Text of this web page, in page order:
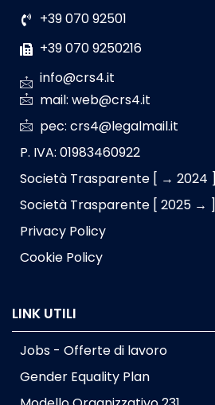
+39 070 92501
+39 070 9250216
info@crs4.it
mail: web@crs4.it
pec: crs4@legalmail.it
P. IVA: 01983460922
Società Trasparente [ → 2024 ]
Società Trasparente [ 2025 → ]
Privacy Policy
Cookie Policy
LINK UTILI
Jobs - Offerte di lavoro
Gender Equality Plan